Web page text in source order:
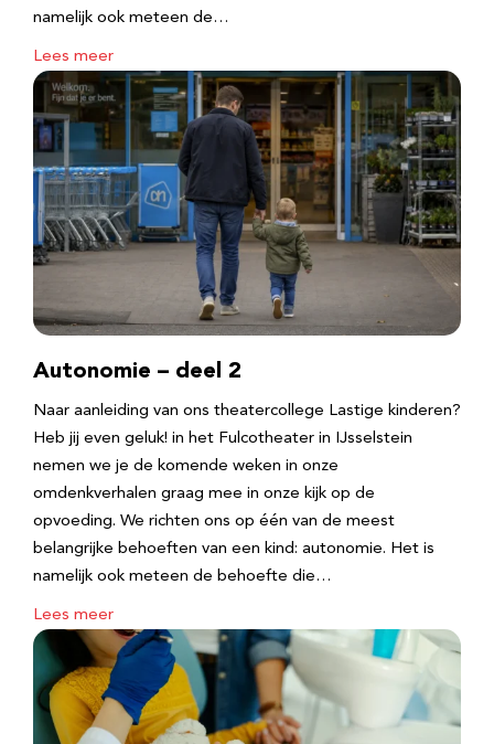
namelijk ook meteen de…
Lees meer
Autonomie – deel 2
Naar aanleiding van ons theatercollege Lastige kinderen?
Heb jij even geluk! in het Fulcotheater in IJsselstein
nemen we je de komende weken in onze
omdenkverhalen graag mee in onze kijk op de
opvoeding. We richten ons op één van de meest
belangrijke behoeften van een kind: autonomie. Het is
namelijk ook meteen de behoefte die…
Lees meer